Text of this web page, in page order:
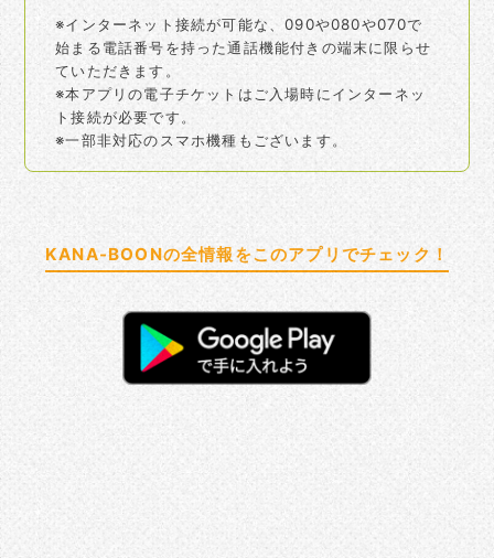
※インターネット接続が可能な、090や080や070で
始まる電話番号を持った通話機能付きの端末に限らせ
ていただきます。
※本アプリの電子チケットはご入場時にインターネッ
ト接続が必要です。
※一部非対応のスマホ機種もございます。
KANA-BOONの全情報をこのアプリでチェック！